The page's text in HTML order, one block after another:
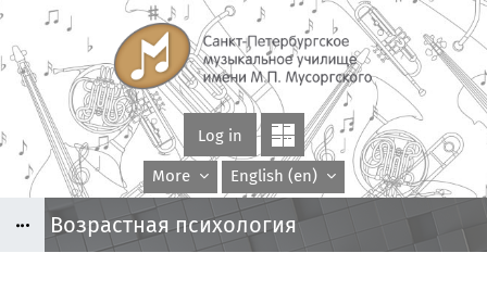
Skip to main content
Log in
More English ‎(en)‎
Возрастная психология